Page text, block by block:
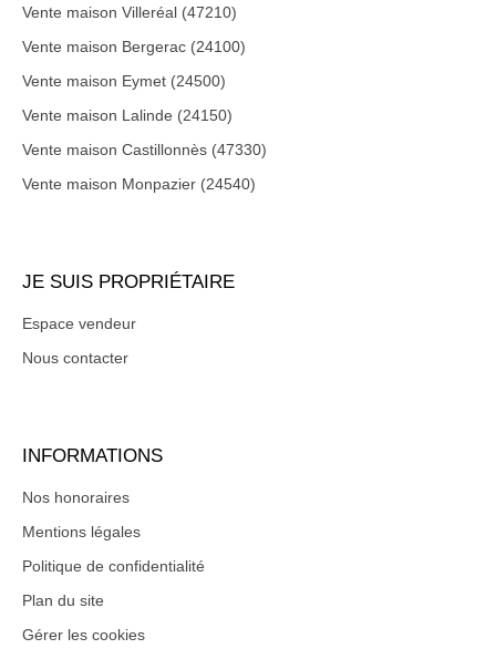
Vente maison Villeréal (47210)
Vente maison Bergerac (24100)
Vente maison Eymet (24500)
Vente maison Lalinde (24150)
Vente maison Castillonnès (47330)
Vente maison Monpazier (24540)
JE SUIS PROPRIÉTAIRE
Espace vendeur
Nous contacter
INFORMATIONS
Nos honoraires
Mentions légales
Politique de confidentialité
Plan du site
Gérer les cookies